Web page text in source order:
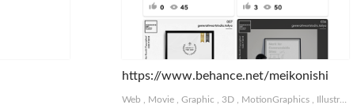
https://www.behance.net/meikonishi
Web Movie ,Graphic 3D MotionGraphics Illustration